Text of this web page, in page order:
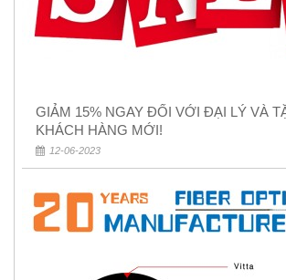
GIẢM 15% NGAY ĐỐI VỚI ĐẠI LÝ VÀ
KHÁCH HÀNG MỚI!
12-06-2023